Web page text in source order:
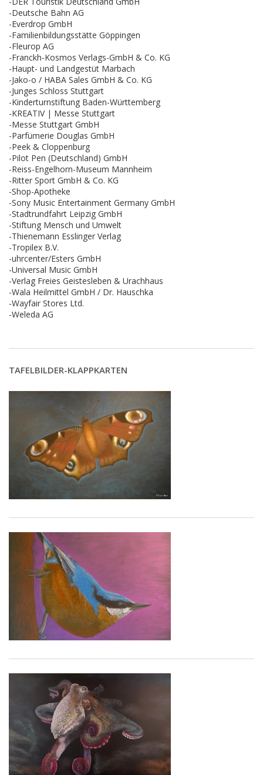
-Deutsche Bahn AG
-Everdrop GmbH
-Familienbildungsstätte Göppingen
-Fleurop AG
-Franckh-Kosmos Verlags-GmbH & Co. KG
-Haupt- und Landgestüt Marbach
-Jako-o / HABA Sales GmbH & Co. KG
-Junges Schloss Stuttgart
-Kinderturnstiftung Baden-Württemberg
-KREATIV | Messe Stuttgart
-Messe Stuttgart GmbH
-Parfümerie Douglas GmbH
-Peek & Cloppenburg
-Pilot Pen (Deutschland) GmbH
-Reiss-Engelhorn-Museum Mannheim
-Ritter Sport GmbH & Co. KG
-Shop-Apotheke
-Sony Music Entertainment Germany GmbH
-Stadtrundfahrt Leipzig GmbH
-Stiftung Mensch und Umwelt
-Thienemann Esslinger Verlag
-Tropilex B.V.
-uhrcenter/Esters GmbH
-Universal Music GmbH
-Verlag Freies Geistesleben & Urachhaus
-Wala Heilmittel GmbH / Dr. Hauschka
-Wayfair Stores Ltd.
-Weleda AG
TAFELBILDER-KLAPPKARTEN